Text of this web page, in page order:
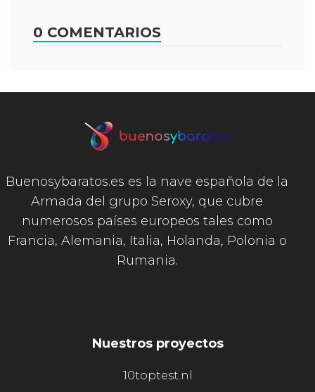
0 COMENTARIOS
Buenosybaratos.es es la nave española de la
Armada del grupo Seroxy, que cubre
numerosos países europeos tales como
Francia, Alemania, Italia, Holanda, Polonia o
Rumania.
Nuestros proyectos
10toptest.nl